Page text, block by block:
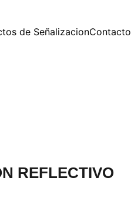
de SeñalizacionContacto
REFLECTIVO